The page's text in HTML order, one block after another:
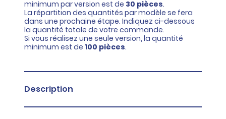
minimum par version est de 30 pièces.
La répartition des quantités par modèle se fera
dans une prochaine étape. Indiquez ci-dessous
la quantité totale de votre commande.
Si vous réalisez une seule version, la quantité
minimum est de 100 pièces.
Description
support cartonné 300g/m2